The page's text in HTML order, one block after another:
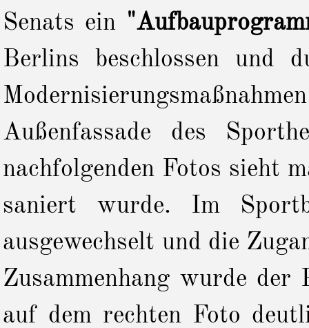
Senats ein
Berlins beschlossen und
Außenfassade des
nachfolgenden Fotos sieht
saniert wurde. Im
ausgewechselt und die
Zusammenhang wurde
auf dem rechten Foto